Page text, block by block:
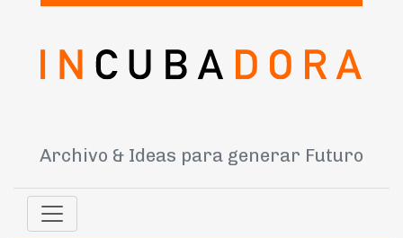
Archivo & Ideas para generar Futuro